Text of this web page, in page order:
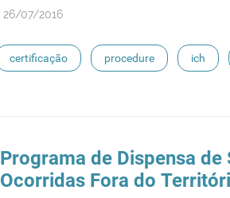
26/07/2016
certificação procedure ich
Programa de Dispensa
Ocorridas Fora do